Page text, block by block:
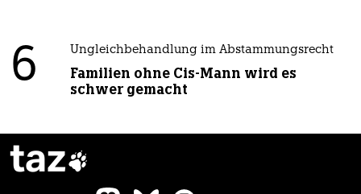
6 Ungleichbehandlung im Abstammungsrecht
Familien ohne Cis-Mann wird es
schwer gemacht
taz